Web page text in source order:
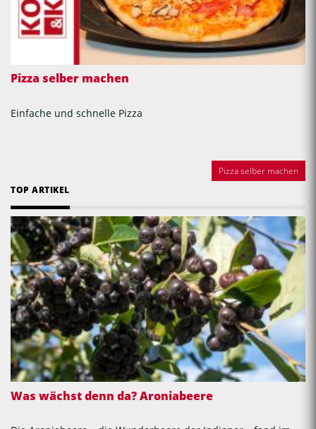
Pizza selber machen
Einfache und schnelle Pizza
Pizza selber machen
TOP ARTIKEL
Was wächst denn da? Aroniabeere